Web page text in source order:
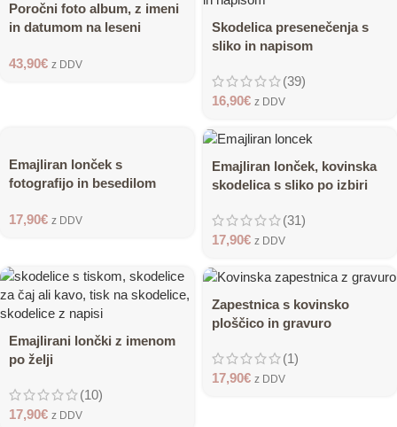
Poročni foto album, z imeni
in datumom na leseni
43,90€ z DDV
Skodelica presenečenja s
sliko in napisom
(39)
16,90€ z DDV
Emajliran lonček s
fotografijo in besedilom
17,90€ z DDV
Emajliran lonček, kovinska
skodelica s sliko po izbiri
(31)
17,90€ z DDV
Emajlirani lončki z imenom
po želji
(10)
17,90€ z DDV
Zapestnica s kovinsko
ploščico in gravuro
(1)
17,90€ z DDV